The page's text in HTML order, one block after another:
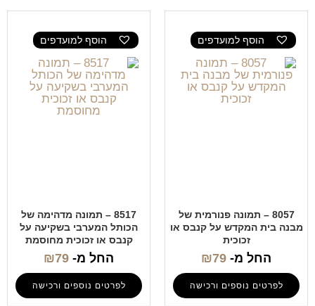
הוסף למועדפים
8057 – תמונה פנורמית של
מבנה בית המקדש על קנבס או
זכוכית
החל מ- ₪79
לפרטים נוספים ורכישה
הוסף למועדפים
8517 – תמונה מדהימה של
הכותל המערבי בשקיעה על
קנבס או זכוכית מחוסמת
החל מ- ₪79
לפרטים נוספים ורכישה